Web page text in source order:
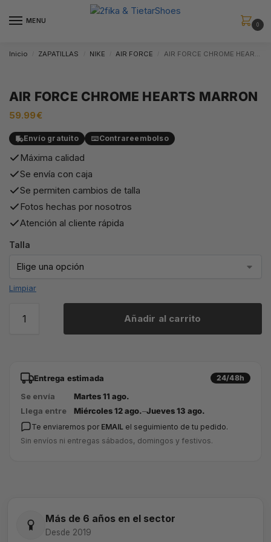
MENU
0
Inicio ZAPATILLAS NIKE AIR FORCE AIR FORCE CHROME HEARTS MARRON
AIR FORCE CHROME HEARTS MARRON
59.99€
Envío gratuito Contrareembolso
Máxima calidad
Se envía con caja
Se permiten cambios de talla
Fotos hechas por nosotros
Atención al cliente rápida
Talla
Limpiar
Añadir al carrito
Entrega estimada 24/48h
Se envía
Martes 11 ago.
Llega entre
Miércoles 12 ago.–Jueves 13 ago.
Te enviaremos por EMAIL el seguimiento de tu pedido.
Sin envíos ni entregas sábados, domingos y festivos.
Más de 6 años en el sector
Desde 2019